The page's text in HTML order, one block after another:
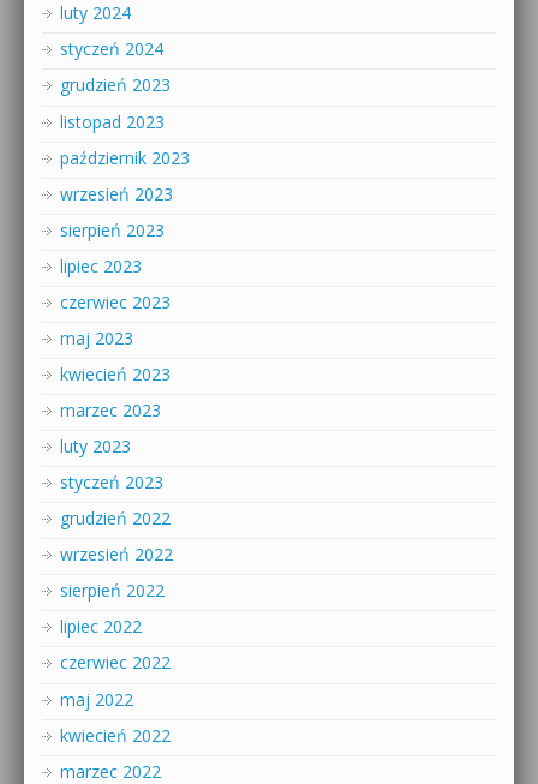
luty 2024
styczeń 2024
grudzień 2023
listopad 2023
październik 2023
wrzesień 2023
sierpień 2023
lipiec 2023
czerwiec 2023
maj 2023
kwiecień 2023
marzec 2023
luty 2023
styczeń 2023
grudzień 2022
wrzesień 2022
sierpień 2022
lipiec 2022
czerwiec 2022
maj 2022
kwiecień 2022
marzec 2022